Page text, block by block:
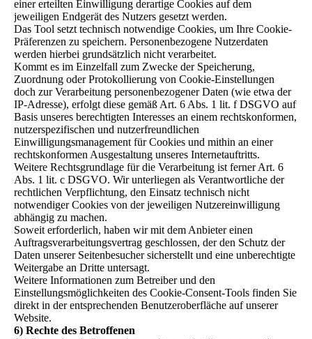
einer erteilten Einwilligung derartige Cookies auf dem
jeweiligen Endgerät des Nutzers gesetzt werden.
Das Tool setzt technisch notwendige Cookies, um Ihre Cookie-
Präferenzen zu speichern. Personenbezogene Nutzerdaten
werden hierbei grundsätzlich nicht verarbeitet.
Kommt es im Einzelfall zum Zwecke der Speicherung,
Zuordnung oder Protokollierung von Cookie-Einstellungen
doch zur Verarbeitung personenbezogener Daten (wie etwa der
IP-Adresse), erfolgt diese gemäß Art. 6 Abs. 1 lit. f DSGVO auf
Basis unseres berechtigten Interesses an einem rechtskonformen,
nutzerspezifischen und nutzerfreundlichen
Einwilligungsmanagement für Cookies und mithin an einer
rechtskonformen Ausgestaltung unseres Internetauftritts.
Weitere Rechtsgrundlage für die Verarbeitung ist ferner Art. 6
Abs. 1 lit. c DSGVO. Wir unterliegen als Verantwortliche der
rechtlichen Verpflichtung, den Einsatz technisch nicht
notwendiger Cookies von der jeweiligen Nutzereinwilligung
abhängig zu machen.
Soweit erforderlich, haben wir mit dem Anbieter einen
Auftragsverarbeitungsvertrag geschlossen, der den Schutz der
Daten unserer Seitenbesucher sicherstellt und eine unberechtigte
Weitergabe an Dritte untersagt.
Weitere Informationen zum Betreiber und den
Einstellungsmöglichkeiten des Cookie-Consent-Tools finden Sie
direkt in der entsprechenden Benutzeroberfläche auf unserer
Website.
6) Rechte des Betroffenen